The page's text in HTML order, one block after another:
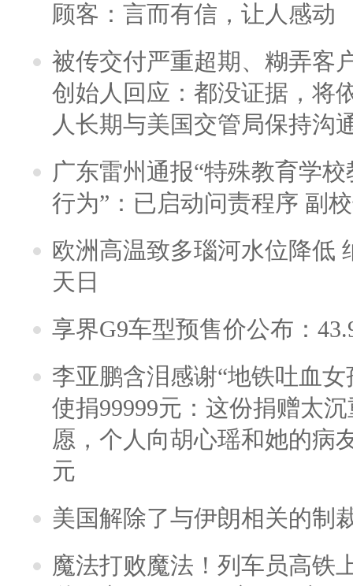
顾客：言而有信，让人感动
被传交付严重超期、糊弄客
创始人回应：都没证据，将
人长期与美国交管局保持沟
广东雷州通报“特殊教育学
行为”：已启动问责程序 副
欧洲高温致多瑙河水位降低
天日
享界G9车型预售价公布：
李亚鹏含泪感谢“地铁吐血
使捐99999元：这份捐赠太
愿，个人向胡心瑶和她的病
元
美国解除了与伊朗相关的制
魔法打败魔法！列车员高铁